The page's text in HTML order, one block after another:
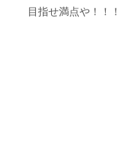
目指せ満点や！！！